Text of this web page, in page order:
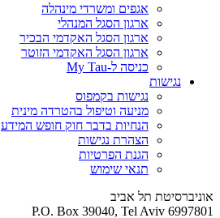
אגפים ומשרדי מינהלה
ארגון הסגל המנהלי
ארגון הסגל האקדמי הבכיר
ארגון הסגל האקדמי הזוטר
כניסה ל-My Tau
נגישות
נגישות בקמפוס
מניעה וטיפול בהטרדה מינית
הנחיות בדבר חוק חופש המידע
הצהרת נגישות
הגנת הפרטיות
תנאי שימוש
אוניברסיטת תל אביב
P.O. Box 39040, Tel Aviv 6997801